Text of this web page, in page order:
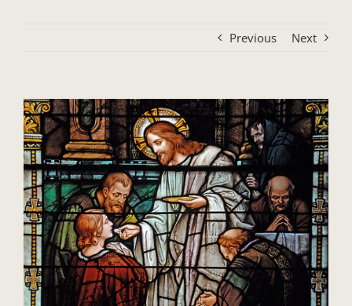
Previous Next
View
Larger
Image